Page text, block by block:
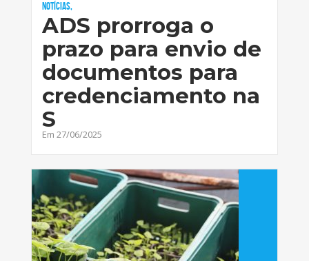
Notícias,
ADS prorroga o
prazo para envio de
documentos para
credenciamento na
S
Em 27/06/2025